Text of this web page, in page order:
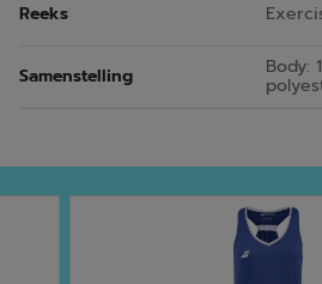
Reeks
Samenstelling Body: